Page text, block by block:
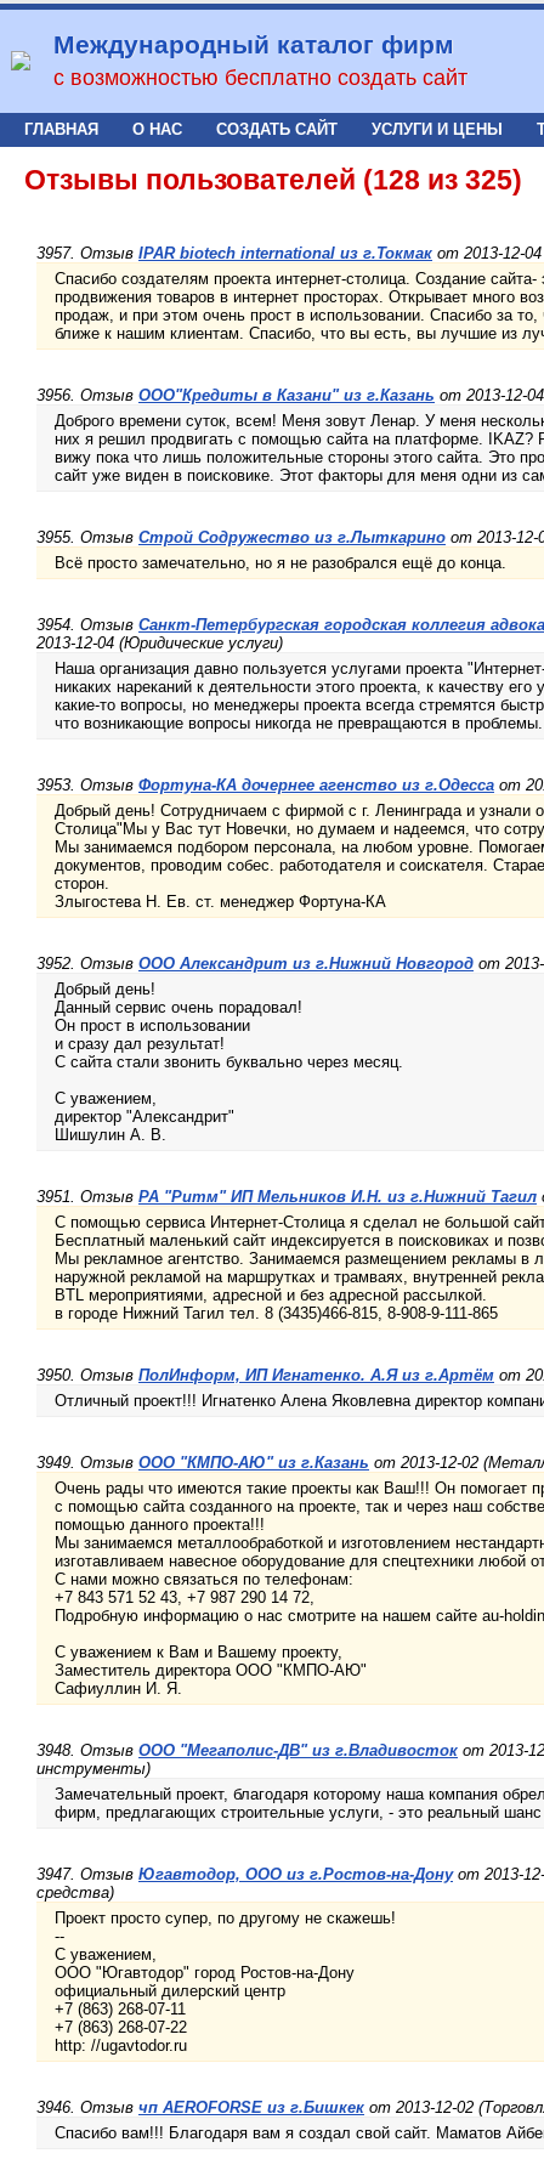
Международный каталог фирм
с возможностью бесплатно создать сайт
ГЛАВНАЯ О НАС СОЗДАТЬ САЙТ УСЛУГИ И ЦЕНЫ
Отзывы пользователей (128 из 325)
3957. Отзыв IPAR biotech international из г.Токмак от 2013-12-
Спасибо создателям проекта интернет-столица. Создание
продвижения товаров в интернет просторах. Открывает много
продаж, и при этом очень прост в использовании. Спасибо за
ближе к нашим клиентам. Спасибо, что вы есть, вы лучшие из
3956. Отзыв ООО"Кредиты в Казани" из г.Казань от 2013-12-
Доброго времени суток, всем! Меня зовут Ленар. У меня
них я решил продвигать с помощью сайта на платформе. IKAZ?
вижу пока что лишь положительные стороны этого сайта. Это
сайт уже виден в поисковике. Этот факторы для меня одни из
3955. Отзыв Строй Содружество из г.Лыткарино от 2013-
Всё просто замечательно, но я не разобрался ещё до конца.
3954. Отзыв Санкт-Петербургская городская коллегия
2013-12-04 (Юридические услуги)
Наша организация давно пользуется услугами проекта
никаких нареканий к деятельности этого проекта, к качеству
какие-то вопросы, но менеджеры проекта всегда стремятся
что возникающие вопросы никогда не превращаются в
3953. Отзыв Фортуна-КА дочернее агенство из г.Одесса от
Добрый день! Сотрудничаем с фирмой с г. Ленинграда и узнали
Столица"Мы у Вас тут Новечки, но думаем и надеемся, что
Мы занимаемся подбором персонала, на любом уровне.
документов, проводим собес. работодателя и соискателя.
сторон.
Злыгостева Н. Ев. ст. менеджер Фортуна-КА
3952. Отзыв ООО Александрит из г.Нижний Новгород от
Добрый день!
Данный сервис очень порадовал!
Он прост в использовании
и сразу дал результат!
С сайта стали звонить буквально через месяц.
С уважением,
директор "Александрит"
Шишулин А. В.
3951. Отзыв РА "Ритм" ИП Мельников И.Н. из г.Нижний Тагил
С помощью сервиса Интернет-Столица я сделал не большой
Бесплатный маленький сайт индексируется в поисковиках и
Мы рекламное агентство. Занимаемся размещением рекламы в
наружной рекламой на маршрутках и трамваях, внутренней
BTL мероприятиями, адресной и без адресной рассылкой.
в городе Нижний Тагил тел. 8 (3435)466-815, 8-908-9-111-865
3950. Отзыв ПолИнформ, ИП Игнатенко. А.Я из г.Артём от
Отличный проект!!! Игнатенко Алена Яковлевна директор
3949. Отзыв ООО "КМПО-АЮ" из г.Казань от 2013-12-02
Очень рады что имеются такие проекты как Ваш!!! Он помогает
с помощью сайта созданного на проекте, так и через наш
помощью данного проекта!!!
Мы занимаемся металлообработкой и изготовлением
изготавливаем навесное оборудование для спецтехники любой
С нами можно связаться по телефонам:
+7 843 571 52 43, +7 987 290 14 72,
Подробную информацию о нас смотрите на нашем сайте au-
С уважением к Вам и Вашему проекту,
Заместитель директора ООО "КМПО-АЮ"
Сафиуллин И. Я.
3948. Отзыв ООО "Мегаполис-ДВ" из г.Владивосток от 2013-
инструменты)
Замечательный проект, благодаря которому наша компания
фирм, предлагающих строительные услуги, - это реальный
3947. Отзыв Югавтодор, ООО из г.Ростов-на-Донуот 2013-
средства)
Проект просто супер, по другому не скажешь!
--
С уважением,
ООО "Югавтодор" город Ростов-на-Дону
официальный дилерский центр
+7 (863) 268-07-11
+7 (863) 268-07-22
http: //ugavtodor.ru
3946. Отзыв чп AEROFORSE из г.Бишкек от 2013-12-02
Спасибо вам!!! Благодаря вам я создал свой сайт. Маматов